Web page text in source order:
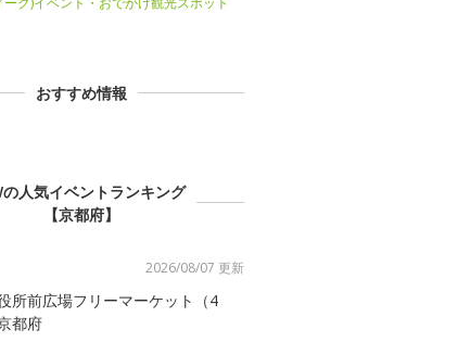
おすすめ情報
の人気イベントランキング
【京都府】
2026/08/07 更新
所前広場フリーマーケット（4
都府